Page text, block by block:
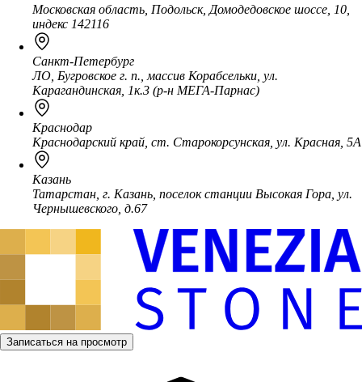
Московская область, Подольск, Домодедовское шоссе, 10,
индекс 142116
Санкт-Петербург
ЛО, Бугровское г. п., массив Корабсельки, ул.
Карагандинская, 1к.3 (р-н МЕГА-Парнас)
Краснодар
Краснодарский край, ст. Старокорсунская, ул. Красная, 5А
Казань
Татарстан, г. Казань, поселок станции Высокая Гора, ул.
Чернышевского, д.67
Записаться на просмотр